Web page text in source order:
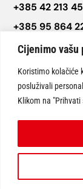
Cijenimo
Koristimo kolačiće
posluživali
Klikom na
+385 42 213
+385 95 864
© CD SHOP